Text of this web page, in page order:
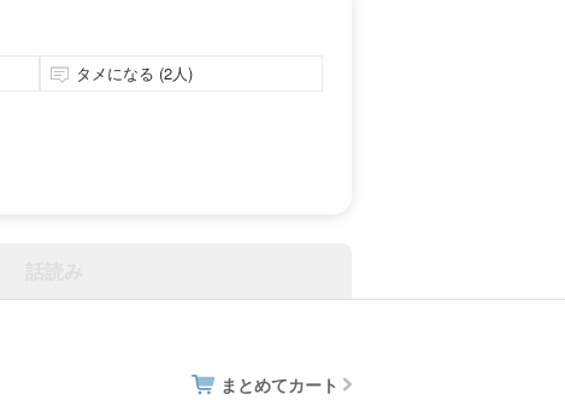
タメになる (2人)
まとめてカート